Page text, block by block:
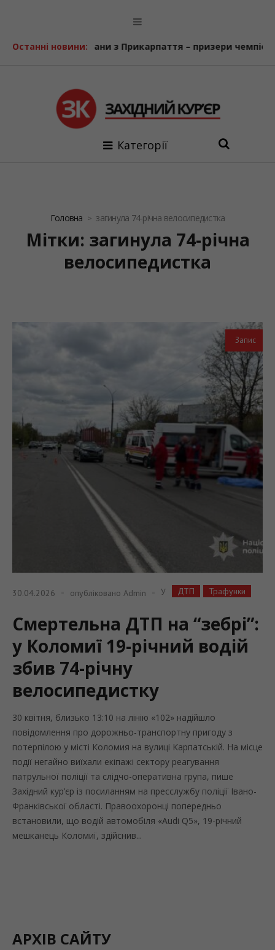
Останні новини:
Ветерани з Прикарпаття – призери чемпіонату
Категорії
Головна загинула 74-річна велосипедистка
Мітки: загинула 74-річна
велосипедистка
Запис
30.04.2026 опубліковано Admin У ДТП Трафунки
Смертельна ДТП на “зебрі”:
у Коломиї 19-річний водій
збив 74-річну
велосипедистку
30 квітня, близько 13:10 на лінію «102» надійшло
повідомлення про дорожньо-транспортну пригоду з
потерпілою у місті Коломия на вулиці Карпатській. На місце
події негайно виїхали екіпажі сектору реагування
патрульної поліції та слідчо-оперативна група, пише
Західний кур’єр із посиланням на пресслужбу поліції Івано-
Франківської області. Правоохоронці попередньо
встановили, що водій автомобіля «Audi Q5», 19-річний
мешканець Коломиї, здійснив...
АРХІВ САЙТУ